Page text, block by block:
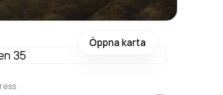
Öppna karta